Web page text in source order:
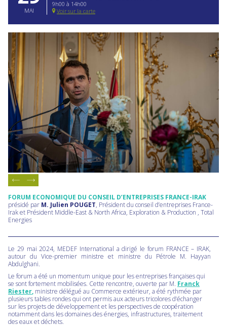
MAI
9h00 à 14h00
Voir sur la carte
FORUM ECONOMIQUE DU CONSEIL D’ENTREPRISES FRANCE-IRAK
présidé par M. Julien POUGET, Président du conseil d’entreprises France-
Irak et Président Middle-East & North Africa, Exploration & Production , Total
Energies
Le 29 mai 2024, MEDEF International a dirigé le forum FRANCE – IRAK,
autour du Vice-premier ministre et ministre du Pétrole M. Hayyan
Abdulghani.
Le forum a été un momentum unique pour les entreprises françaises qui
se sont fortement mobilisées. Cette rencontre, ouverte par M. Franck
Riester, ministre délégué au Commerce extérieur, a été rythmée par
plusieurs tables rondes qui ont permis aux acteurs tricolores d’échanger
sur les projets de développement et les perspectives de coopération
notamment dans les domaines des énergies, infrastructures, traitement
des eaux et déchets.